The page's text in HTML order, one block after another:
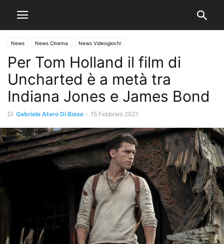
News News Cinema News Videogiochi
Per Tom Holland il film di
Uncharted è a metà tra
Indiana Jones e James Bond
Di Gabriele Atero Di Biase - 15 Febbraio 2021